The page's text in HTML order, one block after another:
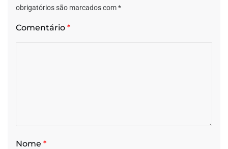
obrigatórios são marcados com*
Comentário *
Nome *